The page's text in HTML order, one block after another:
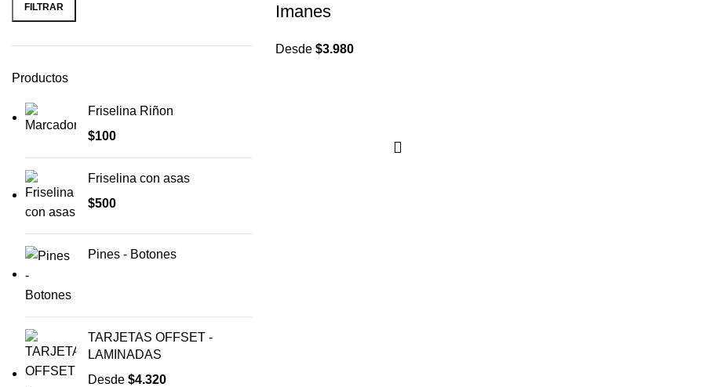
FILTRAR
Productos
Friselina Riñon
$100
Friselina con asas
$500
Pines - Botones
TARJETAS OFFSET -
LAMINADAS
Desde $4.320
Imanes
Desde $3.980